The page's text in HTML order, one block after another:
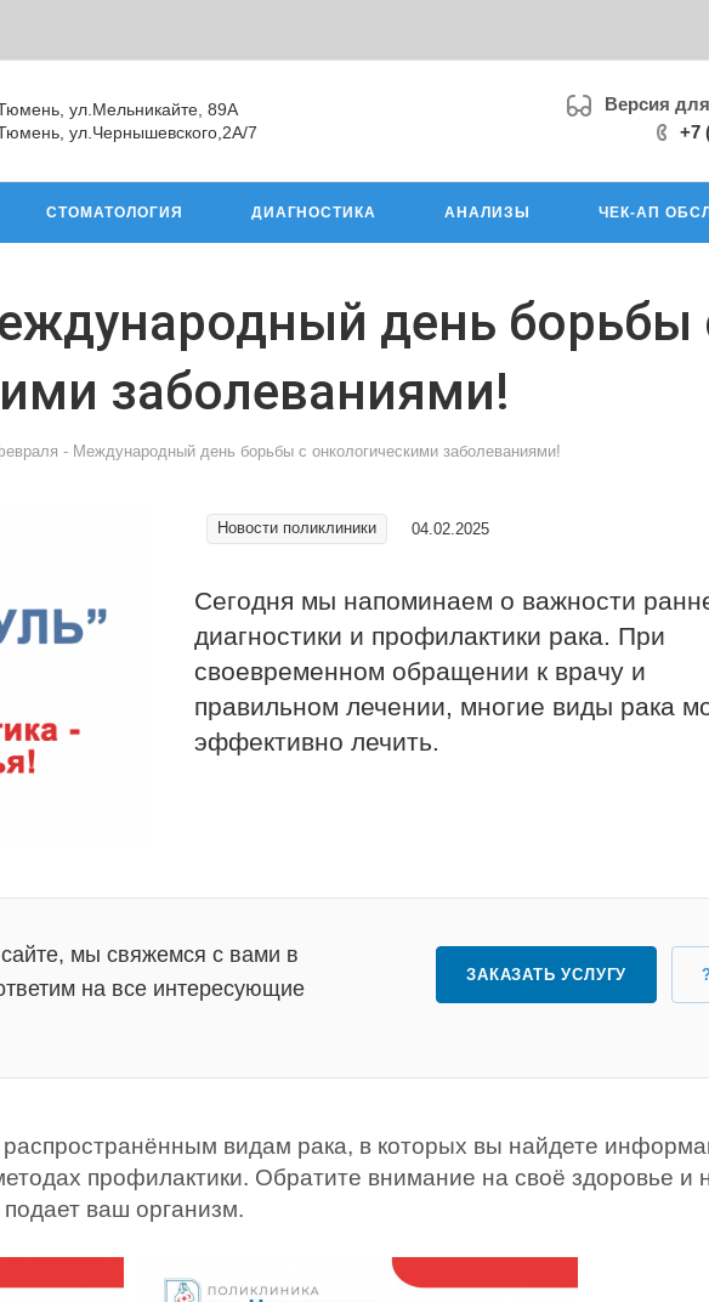
ул.Мельникайте, 89А
ул.Чернышевского,2А/7
Версия
+7
СТОМАТОЛОГИЯ ДИАГНОСТИКА АНАЛИЗЫ ЧЕК-АП
день борьбы
заболеваниями!
- Международный день борьбы с онкологическими заболеваниями!
Новости поликлиники 04.02.2025
Сегодня мы напоминаем о важности
диагностики и профилактики рака. При
своевременном обращении к врачу и
правильном лечении, многие виды рака
эффективно лечить.
мы свяжемся с вами в
на все интересующие
ЗАКАЗАТЬ УСЛУГУ
видам рака, в которых вы найдете
профилактики. Обратите внимание на своё здоровье и
ваш организм.